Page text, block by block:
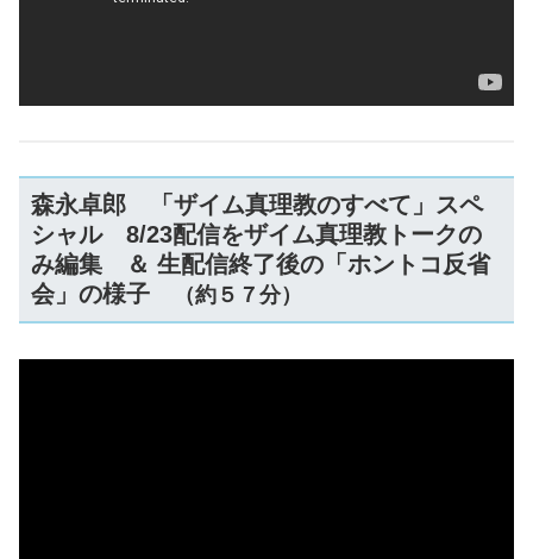
森永卓郎 「ザイム真理教のすべて」スペ
シャル 8/23配信をザイム真理教トークの
み編集 ＆ 生配信終了後の「ホントコ反省
会」の様子
（約５７分）